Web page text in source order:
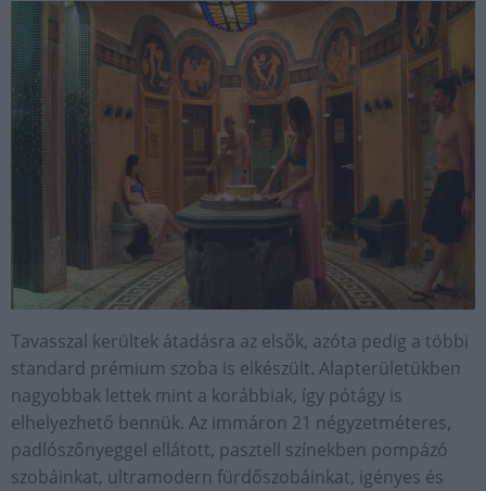
Tavasszal kerültek átadásra az elsők, azóta pedig a többi
standard prémium szoba is elkészült. Alapterületükben
nagyobbak lettek mint a korábbiak, így pótágy is
elhelyezhető bennük. Az immáron 21 négyzetméteres,
padlószőnyeggel ellátott, pasztell színekben pompázó
szobáinkat, ultramodern fürdőszobáinkat, igényes és